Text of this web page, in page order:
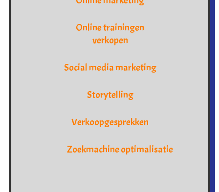
Online trainingen
verkopen
Social media marketing
Storytelling
Verkoopgesprekken
Zoekmachine optimalisatie